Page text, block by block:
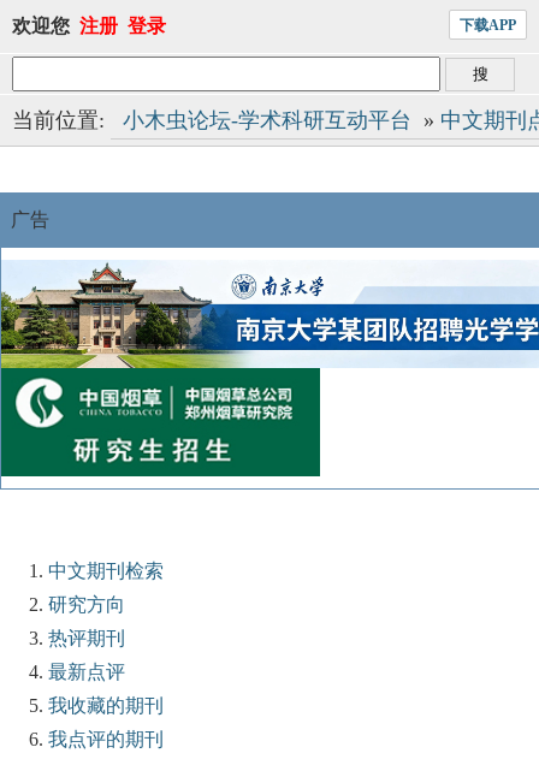
欢迎您 注册 登录 下载APP
当前位置: 小木虫论坛-学术科研互动平台 » 中文期刊
广告
中文期刊检索
研究方向
热评期刊
最新点评
我收藏的期刊
我点评的期刊